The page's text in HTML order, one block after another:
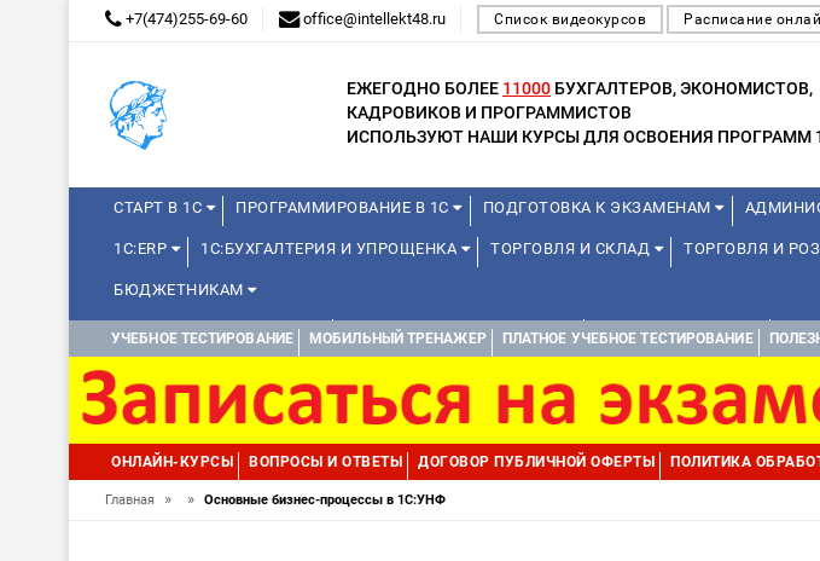
+7(474)255-69-60 office@intellekt48.ru Список видеокурсов Расписание
ЕЖЕГОДНО БОЛЕЕ 11000 БУХГАЛТЕРОВ, ЭКОНОМИСТОВ,
КАДРОВИКОВ И ПРОГРАММИСТОВ
ИСПОЛЬЗУЮТ НАШИ КУРСЫ ДЛЯ ОСВОЕНИЯ ПРОГРАММ
СТАРТ В 1С ПРОГРАММИРОВАНИЕ В 1С ПОДГОТОВКА К ЭКЗАМЕНАМ
1С:ERP 1С:БУХГАЛТЕРИЯ И УПРОЩЕНКА ТОРГОВЛЯ И СКЛАД ТОРГОВЛЯ И
БЮДЖЕТНИКАМ
КУРСЫ ДЛЯ ШКОЛЬНИКОВ ДИСТАНЦИОННАЯ ШКОЛА 1С ДЛЯ ШКОЛЬНИКОВ
1С:МЕДИЦИНА
УЧЕБНОЕ ТЕСТИРОВАНИЕ МОБИЛЬНЫЙ ТРЕНАЖЕР ПЛАТНОЕ УЧЕБНОЕ ТЕСТИРОВАНИЕ
ОНЛАЙН-КУРСЫ ВОПРОСЫ И ОТВЕТЫ ДОГОВОР ПУБЛИЧНОЙ ОФЕРТЫ ПОЛИТИКА
Главная » » Основные бизнес-процессы в 1С:УНФ